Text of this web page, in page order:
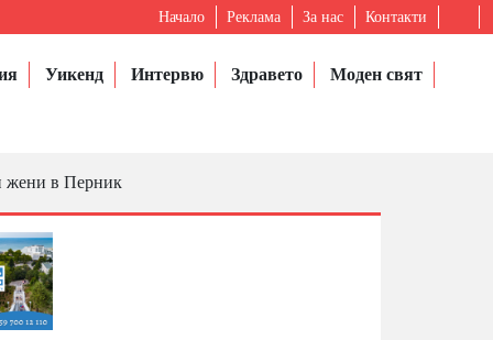
Начало Реклама За нас Контакти
Уикенд Интервю Здравето
Моден свят
жени в Перник